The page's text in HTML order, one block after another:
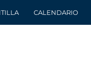
CALENDARIO